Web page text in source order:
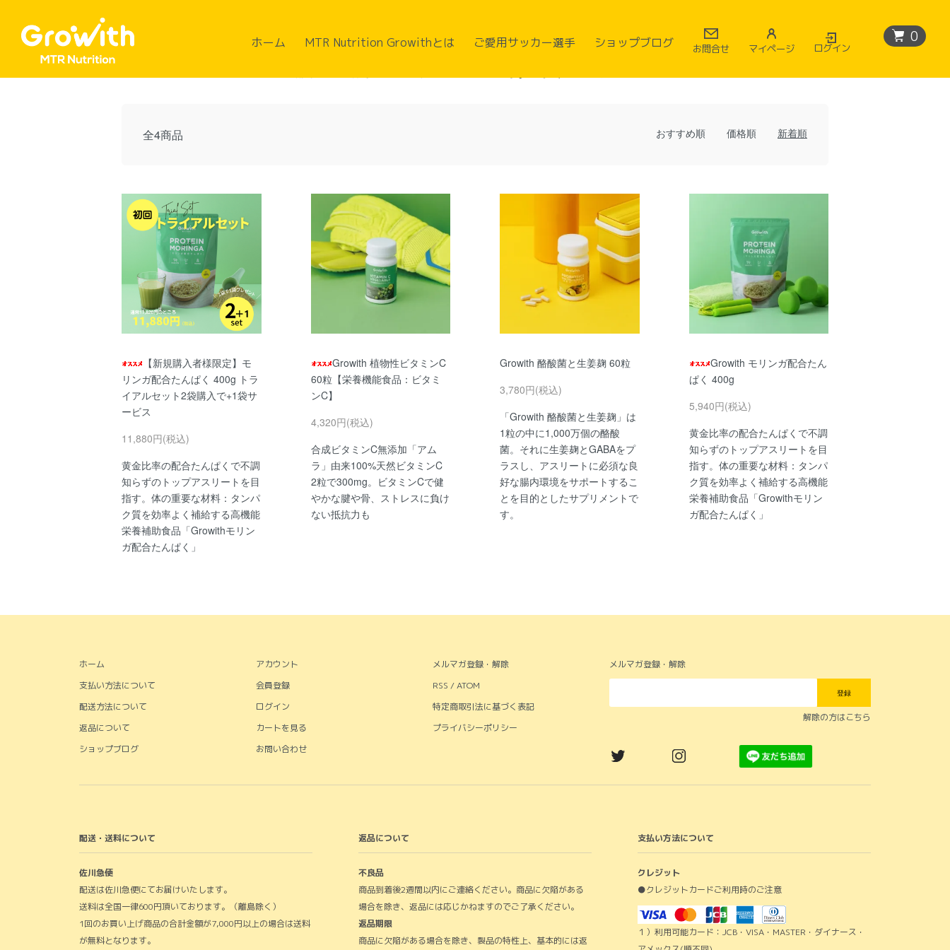
ホーム MTR Nutrition Growithとは ご愛用サッカー選手 ショップブログ お問合せ マイページ ログイン
0
全4商品 おすすめ順 価格順 新着順
【新規購入者様限定】モ
リンガ配合たんぱく 400g トラ
イアルセット2袋購入で+1袋サ
ービス
11,880円(税込)
黄金比率の配合たんぱくで不調
知らずのトップアスリートを目
指す。体の重要な材料：タンパ
ク質を効率よく補給する高機能
栄養補助食品「Growithモリン
ガ配合たんぱく」
Growith 植物性ビタミンC
60粒【栄養機能食品：ビタミ
ンC】
4,320円(税込)
合成ビタミンC無添加「アム
ラ」由来100%天然ビタミンC
2粒で300mg。ビタミンCで健
やかな腱や骨、ストレスに負け
ない抵抗力も
Growith 酪酸菌と生姜麹 60粒
3,780円(税込)
「Growith 酪酸菌と生姜麹」は
1粒の中に1,000万個の酪酸
菌。それに生姜麹とGABAをプ
ラスし、アスリートに必須な良
好な腸内環境をサポートするこ
とを目的としたサプリメントで
す。
Growith モリンガ配合たん
ぱく 400g
5,940円(税込)
黄金比率の配合たんぱくで不調
知らずのトップアスリートを目
指す。体の重要な材料：タンパ
ク質を効率よく補給する高機能
栄養補助食品「Growithモリン
ガ配合たんぱく」
ホーム
支払い方法について
配送方法について
返品について
ショップブログ
アカウント
会員登録
ログイン
カートを見る
お問い合わせ
メルマガ登録・解除
RSS / ATOM
特定商取引法に基づく表記
プライバシーポリシー
メルマガ登録・解除
登録
解除の方はこちら
配送・送料について
佐川急便
配送は佐川急便にてお届けいたします。
送料は全国一律600円頂いております。（離島除く）
1回のお買い上げ商品の合計金額が7,000円以上の場合は送料
が無料となります。
返品について
不良品
商品到着後2週間以内にご連絡ください。商品に欠陥がある
場合を除き、返品には応じかねますのでご了承ください。
返品期限
商品に欠陥がある場合を除き、製品の特性上、基本的には返
支払い方法について
クレジット
●クレジットカードご利用時のご注意
１）利用可能カード：JCB・VISA・MASTER・ダイナース・